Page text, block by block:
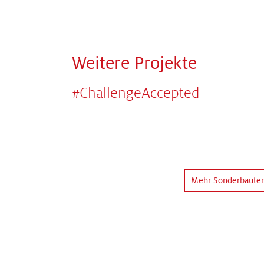
Weitere Projekte
#ChallengeAccepted
Mehr